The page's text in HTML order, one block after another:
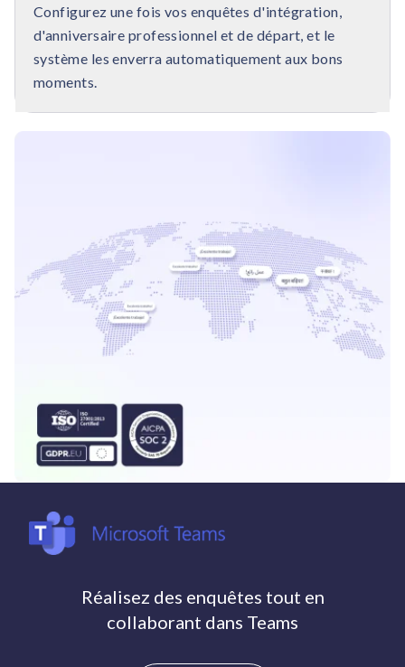
Configurez une fois vos enquêtes d'intégration,
d'anniversaire professionnel et de départ, et le
système les enverra automatiquement aux bons
moments.
Réalisez des enquêtes tout en
collaborant dans Teams